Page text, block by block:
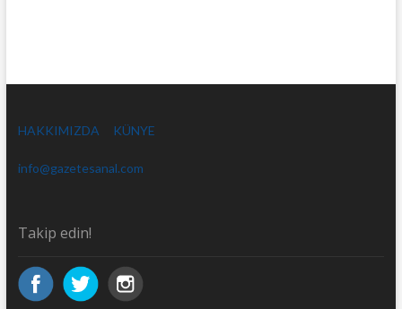
HAKKIMIZDA KÜNYE
info@gazetesanal.com
Takip edin!